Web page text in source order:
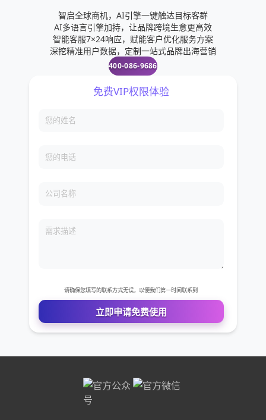
智启全球商机，AI引擎一键触达目标客群
AI多语言引擎加持，让品牌跨境生意更高效
智能客服7×24响应，赋能客户优化服务方案
深挖精准用户数据，定制一站式品牌出海营销
400-086-9686
您的电话